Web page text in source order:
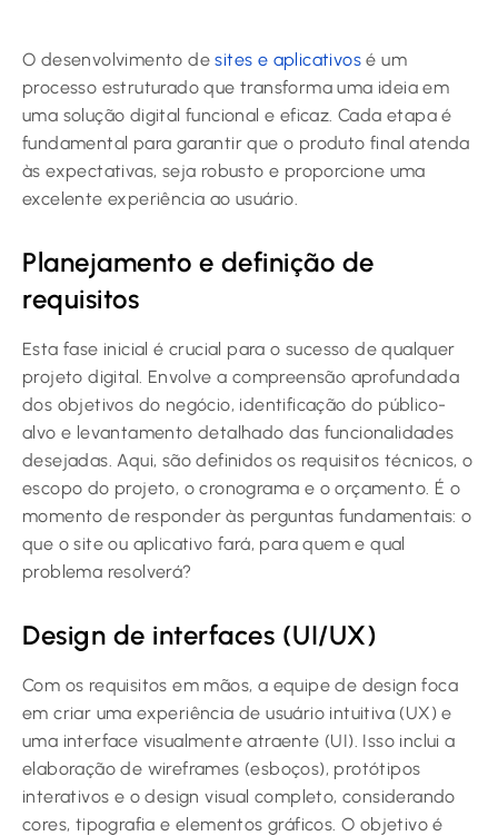
O desenvolvimento desites e aplicativos é um
processo estruturado que transforma uma ideia em
uma solução digital funcional e eficaz. Cada etapa é
fundamental para garantir que o produto final atenda
às expectativas, seja robusto e proporcione uma
excelente experiência ao usuário.
Planejamento e definição de
requisitos
Esta fase inicial é crucial para o sucesso de qualquer
projeto digital. Envolve a compreensão aprofundada
dos objetivos do negócio, identificação do público-
alvo e levantamento detalhado das funcionalidades
desejadas. Aqui, são definidos os requisitos técnicos, o
escopo do projeto, o cronograma e o orçamento. É o
momento de responder às perguntas fundamentais: o
que o site ou aplicativo fará, para quem e qual
problema resolverá?
Design de interfaces (UI/UX)
Com os requisitos em mãos, a equipe de design foca
em criar uma experiência de usuário intuitiva (UX) e
uma interface visualmente atraente (UI). Isso inclui a
elaboração de wireframes (esboços), protótipos
interativos e o design visual completo, considerando
cores, tipografia e elementos gráficos. O objetivo é